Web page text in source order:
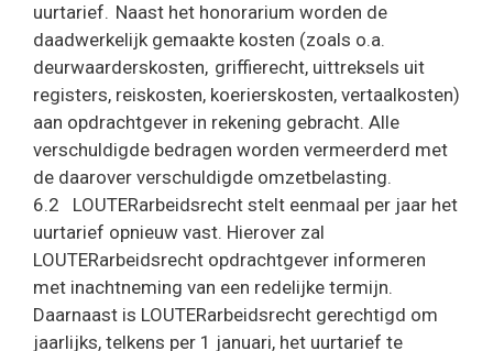
uurtarief. Naast het honorarium worden de
daadwerkelijk gemaakte kosten (zoals o.a.
deurwaarderskosten, griffierecht, uittreksels uit
registers, reiskosten, koerierskosten, vertaalkosten)
aan opdrachtgever in rekening gebracht. Alle
verschuldigde bedragen worden vermeerderd met
de daarover verschuldigde omzetbelasting.
6.2 LOUTERarbeidsrecht stelt eenmaal per jaar het
uurtarief opnieuw vast. Hierover zal
LOUTERarbeidsrecht opdrachtgever informeren
met inachtneming van een redelijke termijn.
Daarnaast is LOUTERarbeidsrecht gerechtigd om
jaarlijks, telkens per 1 januari, het uurtarief te